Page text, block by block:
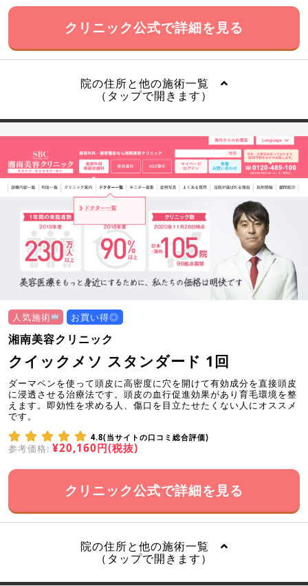
クリニック公式で詳細を見る
院の住所と他の施術一覧
（タップで開きます）
人気施術 お買い得◎
湘南美容クリニック
クイックメソ スタンダード 1回
ダーマペンを使って頭皮に高密度に穴を開けて有効成分を直接頭皮
に浸透させる治療法です。頭皮の血行促進効果があり育毛環境を整
えます。即効性を求める人、傷口を目立たせたくない人にオススメ
です。
4.8(当サイトの口コミ総合評価)
参考価格: ¥20,160円(税抜)
クリニック公式で詳細を見る
院の住所と他の施術一覧
（タップで開きます）